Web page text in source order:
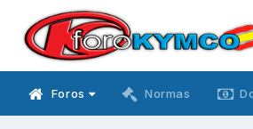
Foros Normas